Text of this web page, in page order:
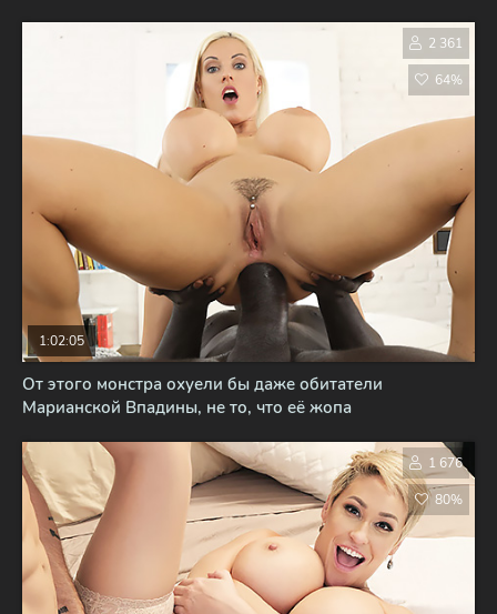
От этого монстра охуели бы даже обитатели
Марианской Впадины, не то, что её жопа
1:02:05
2 361
64%
1 676
80%